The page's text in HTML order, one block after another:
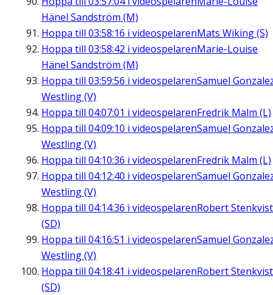
Hänel Sandström (M)
Hoppa till 03:58:16 i videospelarenMats Wiking (S)
Hoppa till 03:58:42 i videospelarenMarie-Louise
Hänel Sandström (M)
Hoppa till 03:59:56 i videospelarenSamuel
Westling (V)
Hoppa till 04:07:01 i videospelarenFredrik Malm (L)
Hoppa till 04:09:10 i videospelarenSamuel
Westling (V)
Hoppa till 04:10:36 i videospelarenFredrik Malm (L)
Hoppa till 04:12:40 i videospelarenSamuel
Westling (V)
Hoppa till 04:14:36 i videospelarenRobert Stenkvist
(SD)
Hoppa till 04:16:51 i videospelarenSamuel
Westling (V)
Hoppa till 04:18:41 i videospelarenRobert Stenkvist
(SD)